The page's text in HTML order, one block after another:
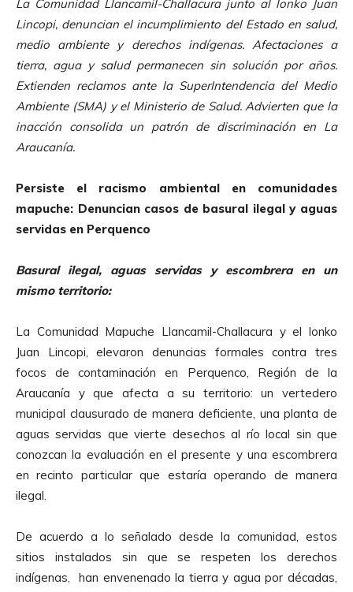
La Comunidad Llancamil-Challacura junto al lonko Juan
Lincopi, denuncian el incumplimiento del Estado en salud,
medio ambiente y derechos indígenas. Afectaciones a
tierra, agua y salud permanecen sin solución por años.
Extienden reclamos ante la SuperIntendencia del Medio
Ambiente (SMA) y el Ministerio de Salud. Advierten que la
inacción consolida un patrón de discriminación en La
Araucanía.
Persiste el racismo ambiental en comunidades
mapuche: Denuncian casos de basural ilegal y aguas
servidas en Perquenco
Basural ilegal, aguas servidas y escombrera en un
mismo territorio:
La Comunidad Mapuche Llancamil-Challacura y el lonko
Juan Lincopi, elevaron denuncias formales contra tres
focos de contaminación en Perquenco, Región de la
Araucanía y que afecta a su territorio: un vertedero
municipal clausurado de manera deficiente, una planta de
aguas servidas que vierte desechos al río local sin que
conozcan la evaluación en el presente y una escombrera
en recinto particular que estaría operando de manera
ilegal.
De acuerdo a lo señalado desde la comunidad, estos
sitios instalados sin que se respeten los derechos
indígenas, han envenenado la tierra y agua por décadas,